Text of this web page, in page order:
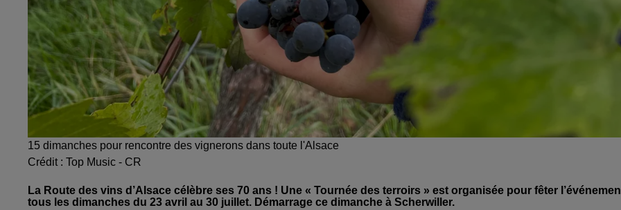
15 dimanches pour rencontre des vignerons dans toute l'Alsace
Crédit : Top Music - CR
La Route des vins d’Alsace célèbre ses 70 ans ! Une « Tournée des terroirs » est organisée pour fêter
tous les dimanches du 23 avril au 30 juillet. Démarrage ce dimanche à Scherwiller.